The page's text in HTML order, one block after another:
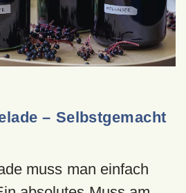
– Selbstgemacht
muss man einfach